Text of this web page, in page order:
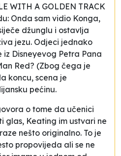
WITH A GOLDEN TRACK
Onda sam vidio Konga,
džunglu i ostavlja
jezu. Odjeci jednako
iz Disneyevog Petra Pana
Red? (Zbog čega je
koncu, scena je
pećinu.
o tome da učenici
glas, Keating im ustvari ne
nešto originalno. To je
propovijeda ali se ne